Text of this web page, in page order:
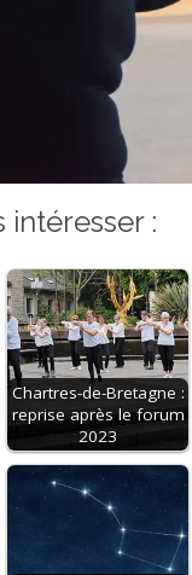
intéresser :
Chartres-de-Bretagne :
reprise après le forum
2023